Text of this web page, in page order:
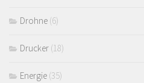
Drohne (6)
Drucker (18)
Energie (35)